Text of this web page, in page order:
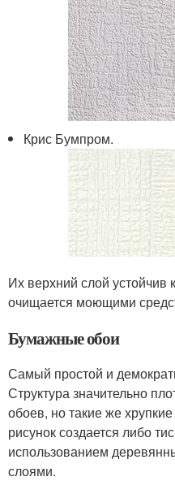
Крис Бумпром.
Их верхний слой устойчив
очищается моющими
Бумажные обои
Самый простой и
Структура значительно
обоев, но такие же
рисунок создается либо
использованием
слоями.